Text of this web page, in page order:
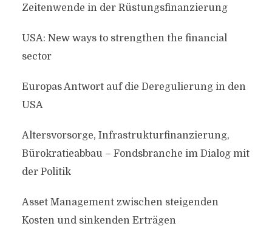
Zeitenwende in der Rüstungsfinanzierung
USA: New ways to strengthen the financial
sector
Europas Antwort auf die Deregulierung in den
USA
Altersvorsorge, Infrastrukturfinanzierung,
Bürokratieabbau – Fondsbranche im Dialog mit
der Politik
Asset Management zwischen steigenden
Kosten und sinkenden Erträgen